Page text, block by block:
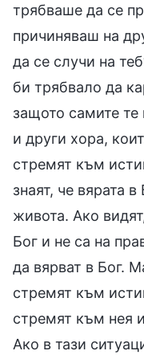
трябваше да се
причиняваш на
да се случи на
би трябвало да
защото самите те
и други хора,
стремят към
знаят, че вярата
живота. Ако
Бог и не са на
да вярват в Бог.
стремят към
стремят към нея
Ако в тази